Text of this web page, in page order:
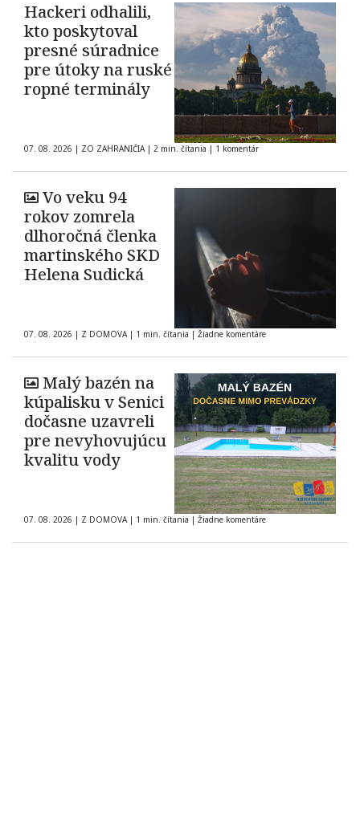
Hackeri odhalili,
kto poskytoval
presné súradnice
pre útoky na ruské
ropné terminály
07. 08. 2026 | ZO ZAHRANIČIA | 2 min. čítania | 1 komentár
Vo veku 94
rokov zomrela
dlhoročná členka
martinského SKD
Helena Sudická
07. 08. 2026 | Z DOMOVA | 1 min. čítania | Žiadne komentáre
Malý bazén na
kúpalisku v Senici
dočasne uzavreli
pre nevyhovujúcu
kvalitu vody
07. 08. 2026 | Z DOMOVA | 1 min. čítania | Žiadne komentáre